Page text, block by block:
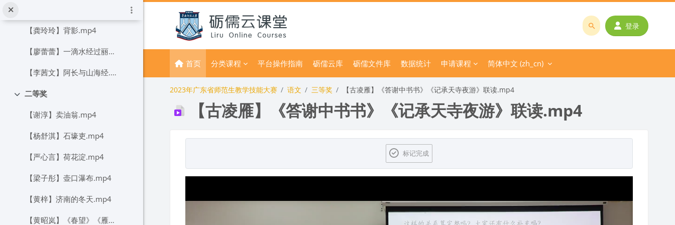
跳到主要内容
【龚玲玲】背影.mp4
【廖蕾蕾】一滴水经过丽江.mp4
【李茜文】阿长与山海经.mp4
折叠
二等奖
【谢淳】卖油翁.mp4
【杨舒淇】石壕吏.mp4
【严心言】荷花淀.mp4
【梁子彤】壶口瀑布.mp4
【黄梓】济南的冬天.mp4
【黄昭岚】《春望》《雁门太守行》联读.mp4
搜
登录
首页 分类课程 平台操作指南 砺儒云库 砺儒文件库 数据统计 申请课程 简体中文 ‎(zh_cn)‎
2023年广东省师范生教学技能大赛 语文 三等奖 【古凌雁】《答谢中书书》《记承天寺夜游》联读.mp4
【古凌雁】《答谢中书书》《记承天寺夜游》联读.mp4
标记完成